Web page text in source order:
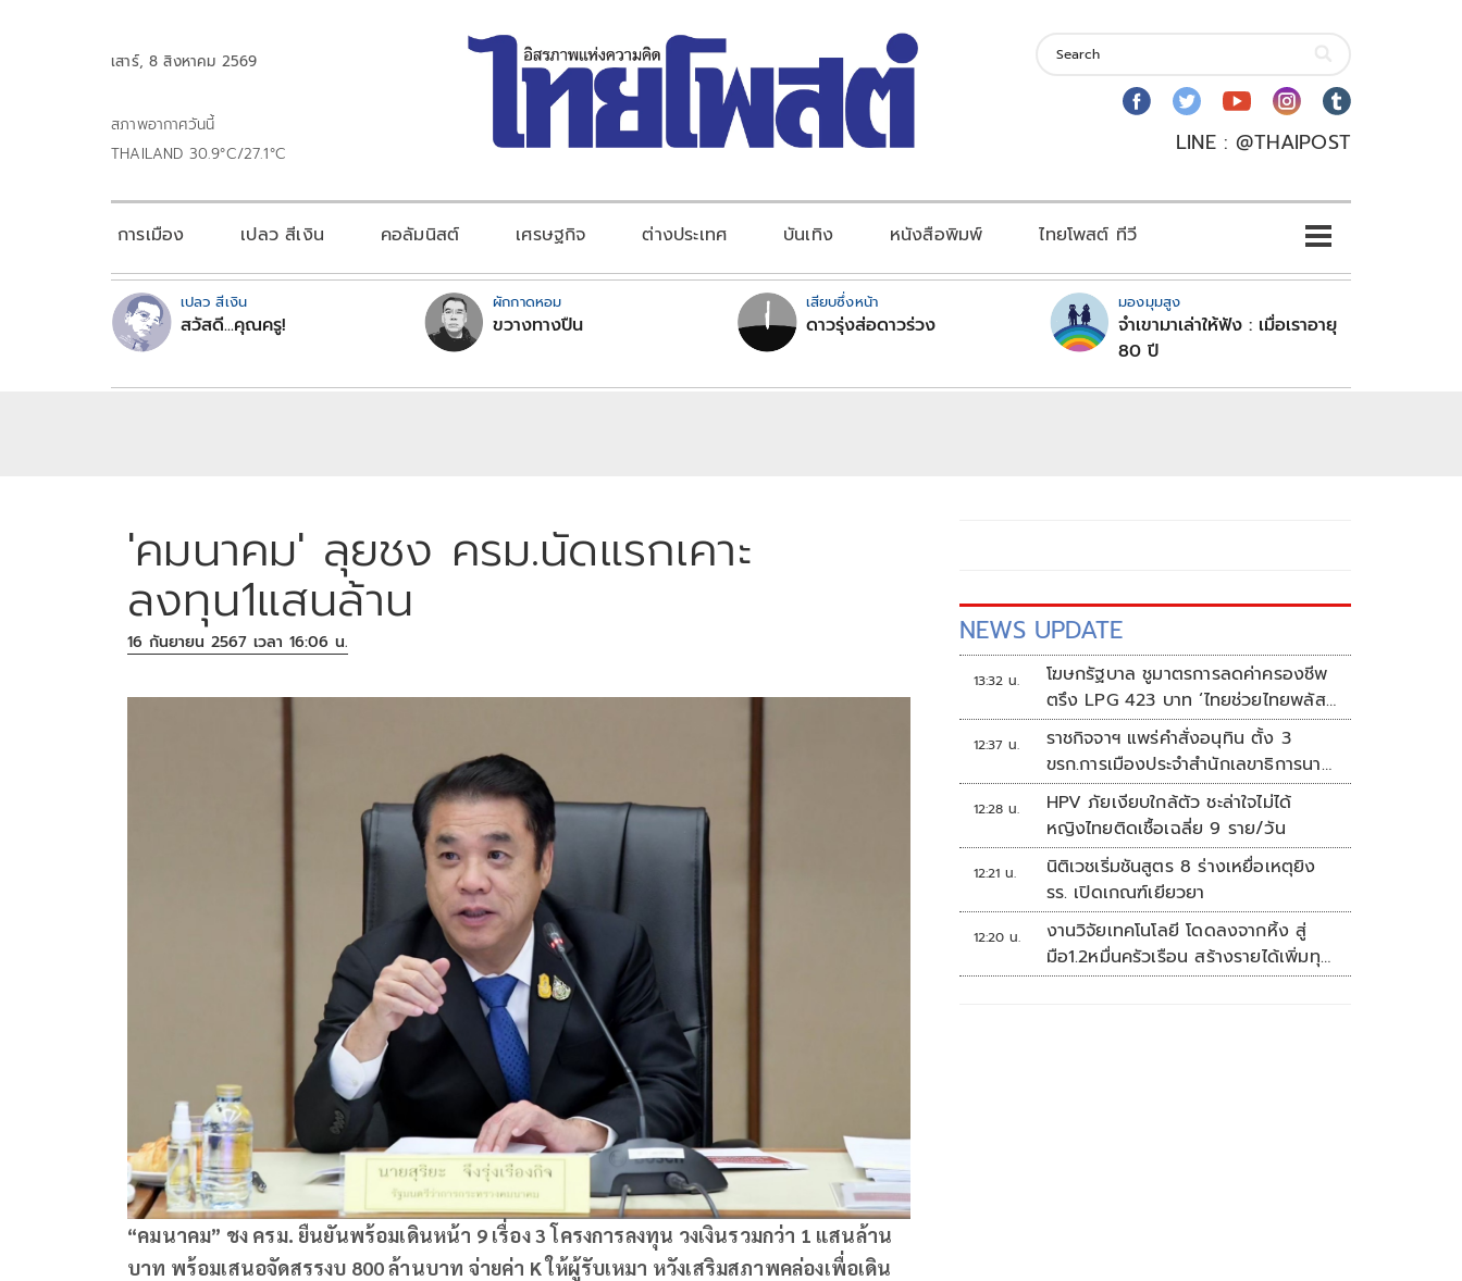
เสาร์, 8 สิงหาคม 2569
สภาพอากาศวันนี้
THAILAND 30.9°C/27.1°C
LINE : @THAIPOST
การเมือง เปลว สีเงิน คอลัมนิสต์ เศรษฐกิจ ต่างประเทศ บันเทิง หนังสือพิมพ์ ไทยโพสต์ ทีวี
เปลว สีเงิน
สวัสดี...คุณครู!
ผักกาดหอม
ขวางทางปืน
เสียบซึ่งหน้า
ดาวรุ่งส่อดาวร่วง
มองมุมสูง
จำเขามาเล่าให้ฟัง : เมื่อเราอายุ
80 ปี
'คมนาคม' ลุยชง ครม.นัดแรกเคาะ
ลงทุน1แสนล้าน
16 กันยายน 2567 เวลา 16:06 น.
“คมนาคม” ชง ครม. ยืนยันพร้อมเดินหน้า 9 เรื่อง 3 โครงการลงทุน วงเงินรวมกว่า 1 แสนล้าน
บาท พร้อมเสนอจัดสรรงบ 800 ล้านบาท จ่ายค่า K ให้ผู้รับเหมา หวังเสริมสภาพคล่องเพื่อเดิน
NEWS UPDATE
13:32 น.
โฆษกรัฐบาล ชูมาตรการลดค่าครองชีพ
ตรึง LPG 423 บาท ‘ไทยช่วยไทยพลัส’
ดันเงินหมุนแสนล้าน
12:37 น.
ราชกิจจาฯ แพร่คำสั่งอนุทิน ตั้ง 3
ขรก.การเมืองประจำสำนักเลขาธิการนา
ยกฯ
12:28 น.
HPV ภัยเงียบใกล้ตัว ชะล่าใจไม่ได้
หญิงไทยติดเชื้อเฉลี่ย 9 ราย/วัน
12:21 น.
นิติเวชเริ่มชันสูตร 8 ร่างเหยื่อเหตุยิง
รร. เปิดเกณฑ์เยียวยา
12:20 น.
งานวิจัยเทคโนโลยี โดดลงจากหิ้ง สู่
มือ1.2หมื่นครัวเรือน สร้างรายได้เพิ่มทุก
เดือน